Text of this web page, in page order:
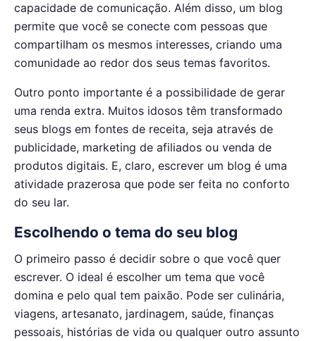
capacidade de comunicação. Além disso, um blog
permite que você se conecte com pessoas que
compartilham os mesmos interesses, criando uma
comunidade ao redor dos seus temas favoritos.
Outro ponto importante é a possibilidade de gerar
uma renda extra. Muitos idosos têm transformado
seus blogs em fontes de receita, seja através de
publicidade, marketing de afiliados ou venda de
produtos digitais. E, claro, escrever um blog é uma
atividade prazerosa que pode ser feita no conforto
do seu lar.
Escolhendo o tema do seu blog
O primeiro passo é decidir sobre o que você quer
escrever. O ideal é escolher um tema que você
domina e pelo qual tem paixão. Pode ser culinária,
viagens, artesanato, jardinagem, saúde, finanças
pessoais, histórias de vida ou qualquer outro assunto